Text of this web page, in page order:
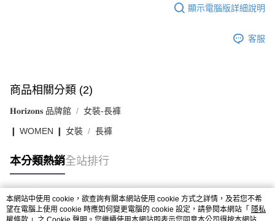
顯示電腦版詳細說明
客服
商品相關分類 (2)
𝐇𝐨𝐫𝐢𝐳𝐨𝐧𝐬 品牌館 女裝-長褲
❙ WOMEN ❙ 女裝 長褲
本分類熱銷全站排行
熱門標籤
本網站中使用 cookie，欲查詢有關本網站使用 cookie 方式之詳情，及若您不希
望在電腦上使用 cookie 時應如何變更電腦的 cookie 設定，請參閱本網站「 隱私